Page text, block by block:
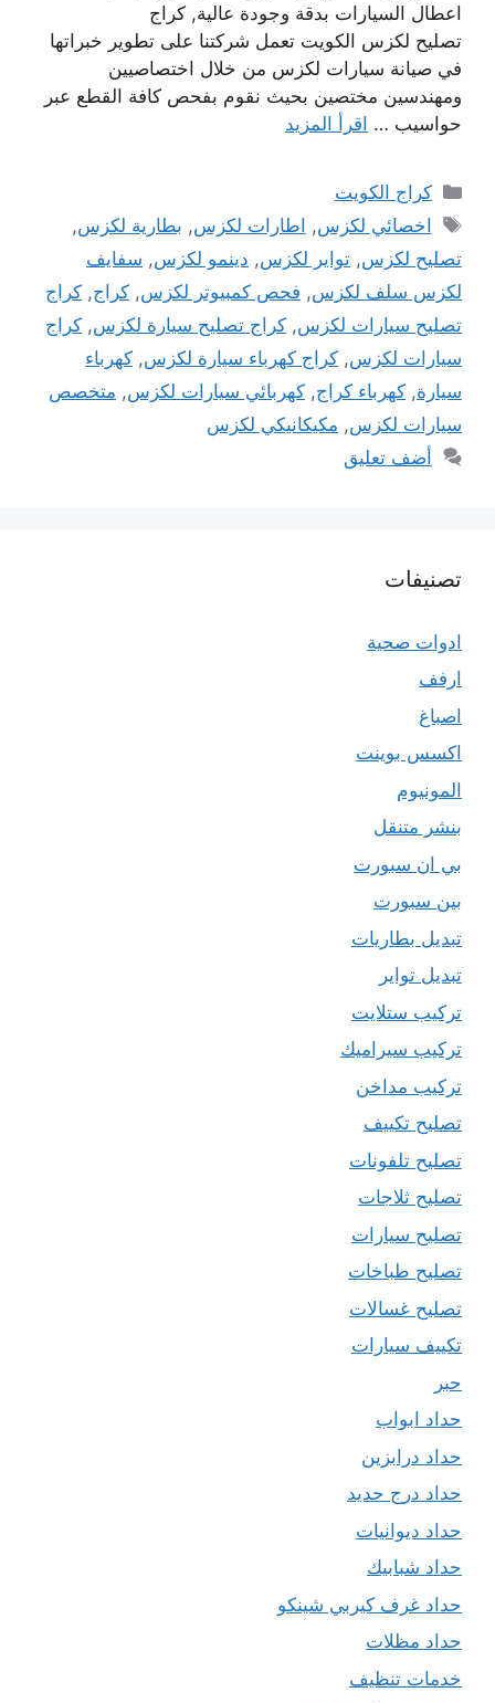
اعطال السيارات بدقة وجودة عالية, كراج
تصليح لكزس الكويت تعمل شركتنا على تطوير خبراتها
في صيانة سيارات لكزس من خلال اختصاصيين
ومهندسين مختصين بحيث نقوم بفحص كافة القطع عبر
حواسيب … اقرأ المزيد
التصنيفات
كراج الكويت
الوسوم
اخصائي لكزس, اطارات لكزس, بطارية لكزس,
تصليح لكزس, تواير لكزس, دينمو لكزس, سفايف
لكزس سلف لكزس, فحص كمبيوتر لكزس, كراج, كراج
تصليح سيارات لكزس, كراج تصليح سيارة لكزس, كراج
سيارات لكزس, كراج كهرباء سيارة لكزس, كهرباء
سيارة, كهرباء كراج, كهربائي سيارات لكزس, متخصص
سيارات لكزس, مكيكانيكي لكزس
أضف تعليق
تصنيفات
ادوات صحية
ارفف
اصباغ
اكسس بوينت
المونيوم
بنشر متنقل
بي ان سبورت
بين سبورت
تبديل بطاريات
تبديل تواير
تركيب ستلايت
تركيب سيراميك
تركيب مداخن
تصليح تكييف
تصليح تلفونات
تصليح ثلاجات
تصليح سيارات
تصليح طباخات
تصليح غسالات
تكييف سيارات
حبر
حداد ابواب
حداد درابزين
حداد درج حديد
حداد ديوانيات
حداد شبابيك
حداد غرف كيربي شينكو
حداد مظلات
خدمات تنظيف